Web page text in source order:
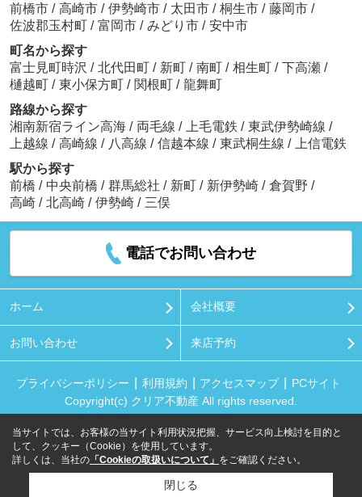
前橋市 / 高崎市 / 伊勢崎市 / 太田市 / 桐生市 / 藤岡市 /
佐波郡玉村町 / 富岡市 / みどり市 / 安中市
町名から探す
富士見町時沢 / 北代田町 / 新町 / 南町 / 相生町 / 下高瀬 /
樋越町 / 東小保方町 / 関根町 / 龍舞町
路線から探す
湘南新宿ライン高海 / 両毛線 / 上毛電鉄 / 東武伊勢崎線 /
上越線 / 高崎線 / 八高線 / 信越本線 / 東武桐生線 /
上信電鉄
駅から探す
前橋 / 中央前橋 / 群馬総社 / 新町 / 新伊勢崎 / 倉賀野 /
高崎 / 北高崎 / 伊勢崎 / 三俣
電話でお問い合わせ
ホーム 会社概要
お問い合わせ 来店予約
プライバシーポリシー 利用規約 アクセスマップ
PCサイト
Copyright(c) クリア不動産 All rights reserved.
当サイトでは、お客様の当サイト利用状況把握、サービス向上検討を目的と
して、クッキー（Cookie）を使用しています。
詳しくは、当社の 「Cookieの取扱いについて」 をご確認ください。
閉じる